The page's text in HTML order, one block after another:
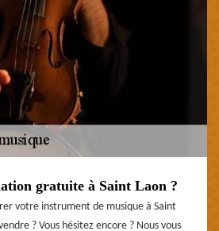
gratuite à Saint Laon ?
votre instrument de musique à Saint
? Vous hésitez encore ? Nous vous